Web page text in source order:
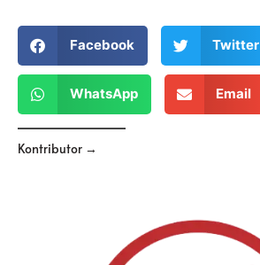
Facebook Twitter
WhatsApp Email
Kontributor →